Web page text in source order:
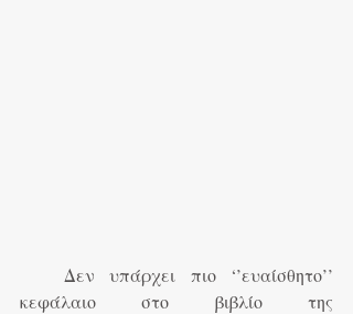
κεφάλαιο στο βιβλίο της